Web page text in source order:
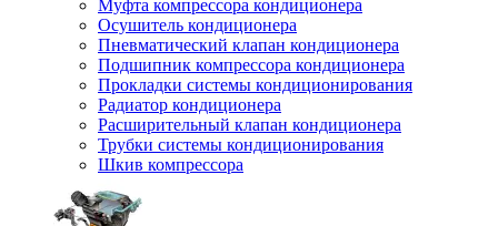
Муфта компрессора кондиционера
Осушитель кондиционера
Пневматический клапан кондиционера
Подшипник компрессора кондиционера
Прокладки системы кондиционирования
Радиатор кондиционера
Расширительный клапан кондиционера
Трубки системы кондиционирования
Шкив компрессора